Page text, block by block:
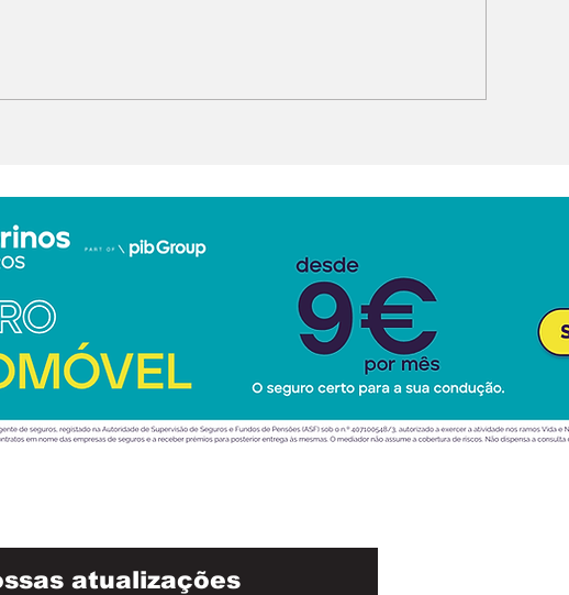
luxo e na inteligência
atualizações